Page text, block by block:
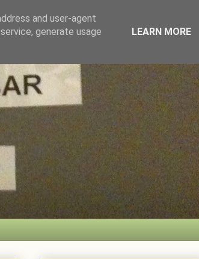
and user-agent
generate usage
LEARN MORE